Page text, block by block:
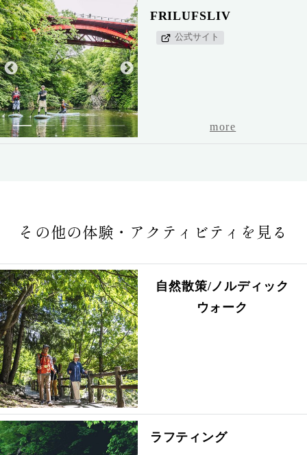
1 2 3 4 5
FRILUFSLIV
公式サイト
more
その他の体験・アクティビティを見る
自然散策/ノルディック
ウォーク
ラフティング